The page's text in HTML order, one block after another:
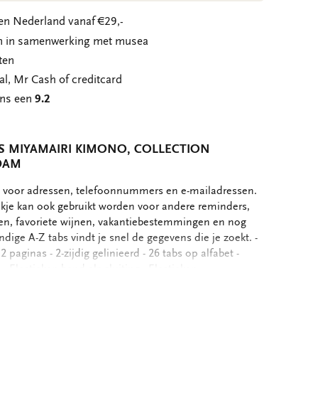
Nederland vanaf €29,-
samenwerking met musea
Mr Cash of creditcard
een9.2
MIYAMAIRI KIMONO, COLLECTION
adressen, telefoonnummers en e-mailadressen.
kan ook gebruikt worden voor andere reminders,
favoriete wijnen, vakantiebestemmingen en nog
A-Z tabs vindt je snel de gegevens die je zoekt. -
paginas - 2-zijdig gelinieerd - 26 tabs op alfabet -
Elastieken band als sluiting - Elastieken
- Gebonden, met textiel bedrukte flexibele kaft